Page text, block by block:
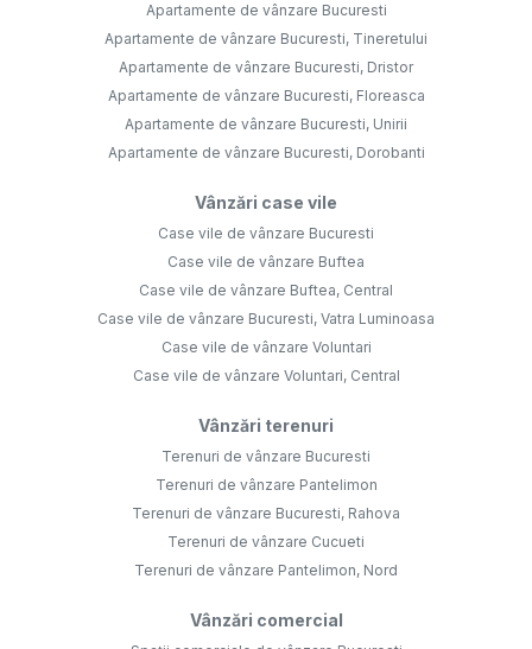
Apartamente de vânzare Bucuresti
Apartamente de vânzare Bucuresti, Tineretului
Apartamente de vânzare Bucuresti, Dristor
Apartamente de vânzare Bucuresti, Floreasca
Apartamente de vânzare Bucuresti, Unirii
Apartamente de vânzare Bucuresti, Dorobanti
Vânzări case vile
Case vile de vânzare Bucuresti
Case vile de vânzare Buftea
Case vile de vânzare Buftea, Central
Case vile de vânzare Bucuresti, Vatra Luminoasa
Case vile de vânzare Voluntari
Case vile de vânzare Voluntari, Central
Vânzări terenuri
Terenuri de vânzare Bucuresti
Terenuri de vânzare Pantelimon
Terenuri de vânzare Bucuresti, Rahova
Terenuri de vânzare Cucueti
Terenuri de vânzare Pantelimon, Nord
Vânzări comercial